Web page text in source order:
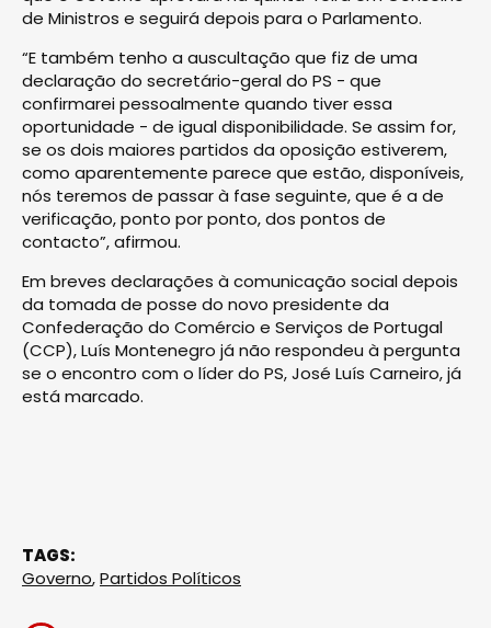
de Ministros e seguirá depois para o Parlamento.
“E também tenho a auscultação que fiz de uma
declaração do secretário-geral do PS - que
confirmarei pessoalmente quando tiver essa
oportunidade - de igual disponibilidade. Se assim for,
se os dois maiores partidos da oposição estiverem,
como aparentemente parece que estão, disponíveis,
nós teremos de passar à fase seguinte, que é a de
verificação, ponto por ponto, dos pontos de
contacto”, afirmou.
Em breves declarações à comunicação social depois
da tomada de posse do novo presidente da
Confederação do Comércio e Serviços de Portugal
(CCP), Luís Montenegro já não respondeu à pergunta
se o encontro com o líder do PS, José Luís Carneiro, já
está marcado.
TAGS:
Governo,Partidos Políticos